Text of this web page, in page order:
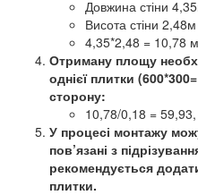
Довжина стіни
Висота стіни 2,48м
4,35*2,48 = 10,78 м
Отриману площу
однієї плитки
сторону:
10,78/0,18 =
У процесі монтажу
пов’язані з
рекомендується
плитки.